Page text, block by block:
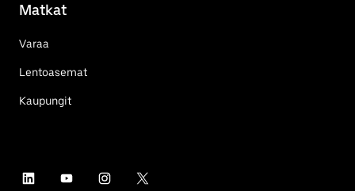
Matkat
Varaa
Lentoasemat
Kaupungit